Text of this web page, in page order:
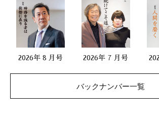
2026年 8 月号 2026年 7 月号
バックナンバー一覧